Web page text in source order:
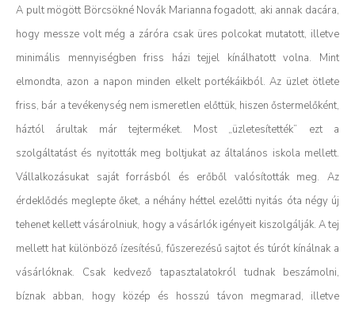
A pult mögött Börcsökné Novák Marianna fogadott, aki annak dacára,
hogy messze volt még a záróra csak üres polcokat mutatott, illetve
minimális mennyiségben friss házi tejjel kínálhatott volna. Mint
elmondta, azon a napon minden elkelt portékáikból.Az üzlet ötlete
friss, bár a tevékenység nem ismeretlen előttük, hiszen őstermelőként,
háztól árultak már tejterméket. Most „üzletesítették” ezt a
szolgáltatást és nyitották meg boltjukat az általános iskola mellett.
Vállalkozásukat saját forrásból és erőből valósították meg. Az
érdeklődés meglepte őket, a néhány héttel ezelőtti nyitás óta négy új
tehenet kellett vásárolniuk, hogy a vásárlók igényeit kiszolgálják. A tej
mellett hat különböző ízesítésű, fűszerezésű sajtot és túrót kínálnak a
vásárlóknak. Csak kedvező tapasztalatokról tudnak beszámolni,
bíznak abban, hogy közép és hosszú távon megmarad, illetve